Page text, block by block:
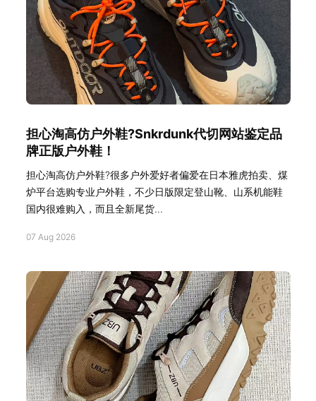
担心淘高仿户外鞋?Snkrdunk代切网站鉴定品
牌正版户外鞋！
担心淘高仿户外鞋?很多户外爱好者偏爱在日本雅虎拍卖、煤
炉平台选购专业户外鞋，不少日版限定登山靴、山系机能鞋
国内很难购入，而且全新尾货...
07 Aug 2026